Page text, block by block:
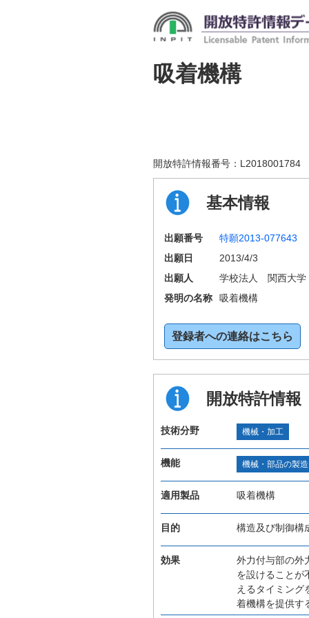
吸着機構
開放特許情報番号： L2018001784
基本情報
出願番号
特願2013-077643
出願日
2013/4/3
出願人
学校法人 関西大学
発明の名称
吸着機構
登録者への連絡はこちら
開放特許情報
技術分野 機械・加工
機能 機械・部品の製造
適用製品 吸着機構
目的 構造及び制御構
効果
外力付与部の外
を設けることが
えるタイミング
着機構を提供す